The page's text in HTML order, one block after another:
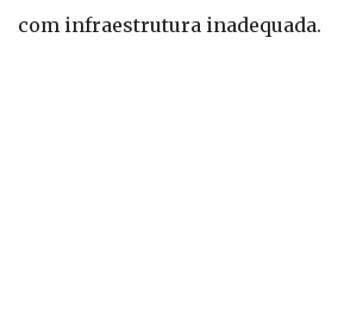
com infraestrutura inadequada.